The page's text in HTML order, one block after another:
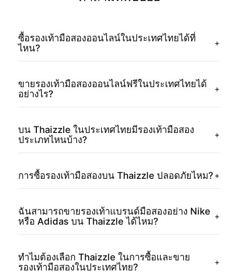
ซื้อรองเท้ามือสองออนไลน์ในประเทศไทยได้ที่
ไหน?
+
ขายรองเท้ามือสองออนไลน์ฟรีในประเทศไทยได้
อย่างไร?
+
บน Thaizzle ในประเทศไทยมีรองเท้ามือสอง
ประเภทไหนบ้าง?
+
การซื้อรองเท้ามือสองบน Thaizzle ปลอดภัยไหม? +
ฉันสามารถขายรองเท้าแบรนด์มือสองอย่าง Nike
หรือ Adidas บน Thaizzle ได้ไหม?
+
ทำไมต้องเลือก Thaizzle ในการซื้อและขาย
รองเท้ามือสองในประเทศไทย?
+